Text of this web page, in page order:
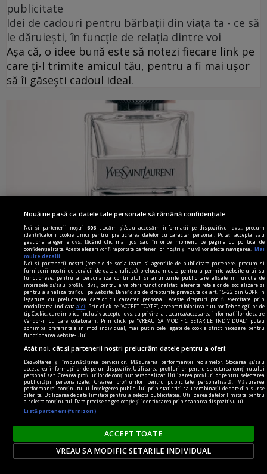
publicitate
Idei de cadouri pentru bărbații din viața ta - ce să
le dăruiești, în funcție de relația dintre voi
Așa că, o idee bună este să notezi fiecare link pe
care ți-l trimite amicul tău, pentru a fi mai ușor
să îi găsești cadoul ideal.
publicitate
Aproximativ 33% dintre parfumurile masculine
sînt folosite de femei! Ce ingrediente au astfel de
parfumuri?
Foarte apreciate sînt și parfumurile orientale
pentru bărbați, care au note unice, catifelate,
arome de vanilie și alte condimente minunate.
Nouă ne pasă ca datele tale personale să rămână confidențiale
Noi și partenerii noștri606 stocăm și/sau accesăm informații pe dispozitivul dvs., precum
identificatorii cookie unici pentru prelucrarea datelor cu caracter personal. Puteți accepta sau
gestiona alegerile dvs. făcând clic mai jos sau în orice moment, pe pagina cu politica de
confidențialitate. Aceste alegeri vor fi raportate partenerilor noștri și nu vă vor afecta navigarea.
Mai
multe detalii
Noi si partenerii nostri (retelele de socializare si agentiile de publicitate partenere, precum si
furnizorii nostri de servicii de date analitice) prelucram date pentru a permite website-ului sa
functioneze, pentru a personaliza continutul si anunturile publicitare afisate in functie de
interesele si/sau profilul dvs., pentru a va oferi functionalitati aferente retelelor de socializare si
pentru a analiza traficul pe website. Beneficiati de drepturile prevazute de art. 15-22 din GDPR in
legatura cu prelucrarea datelor cu caracter personal. Aceste drepturi pot fi exercitate prin
modalitatea indicataaici
. Prin click pe “ACCEPT TOATE”, acceptati folosirea tuturor Tehnologiilor de
tip Cookie, care implica inclusiv acceptul dvs. cu privire la stocarea/accesarea informatiilor de catre
Vendor-ii cu care colaboram. Prin click pe “VREAU SA MODIFIC SETARILE INDIVIDUAL” puteti
schimba preferintele in mod individual, mai putin cele legate de cookie strict necesare pentru
functionarea website-ului.
Atât noi, cât și partenerii noștri prelucrăm datele pentru a oferi:
Dezvoltarea și îmbunătățirea serviciilor. Măsurarea performanței reclamelor. Stocarea și/sau
accesarea informațiilor de pe un dispozitiv. Utilizarea profilurilor pentru selectarea conținutului
personalizat. Crearea profilurilor de conținut personalizat. Utilizarea profilurilor pentru selectarea
publicității personalizate. Crearea profilurilor pentru publicitate personalizată. Măsurarea
performanței conținutului. Înțelegerea publicului prin statistici sau combinații de date din surse
diferite. Utilizarea de date limitate pentru a selecta publicitatea. Utilizarea datelor limitate pentru
a selecta conținutul. Date precise de geolocație și identificarea prin scanarea dispozitivului.
Listă parteneri (furnizori)
ACCEPT TOATE
VREAU SA MODIFIC SETARILE INDIVIDUAL